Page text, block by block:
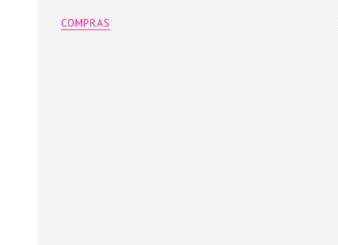
COMPRAS